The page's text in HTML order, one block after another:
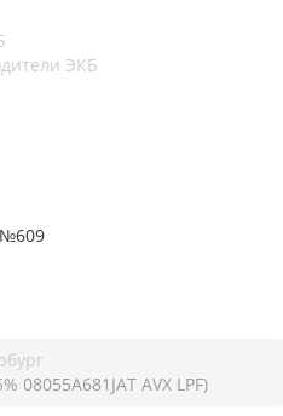
ЭКБ
08055A681JAT AVX LPF)